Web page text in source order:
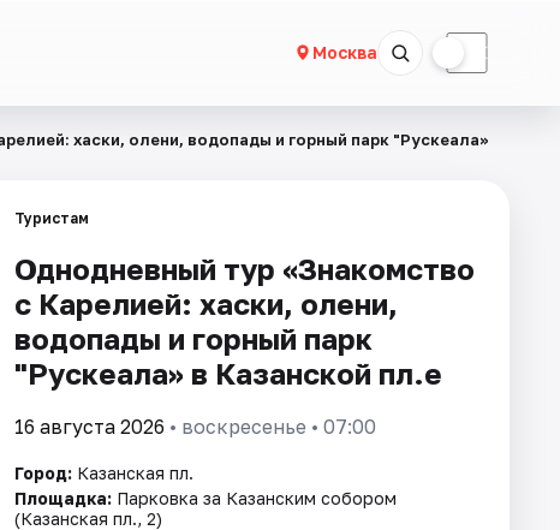
Москва ☾
хаски, олени, водопады и горный парк "Рускеала»
Туристам
Однодневный тур «Знакомство
с Карелией: хаски, олени,
водопады и горный парк
"Рускеала» в Казанской пл.е
16 августа 2026 • воскресенье • 07:00
Город: Казанская пл.
Площадка: Парковка за Казанским собором
(Казанская пл., 2)